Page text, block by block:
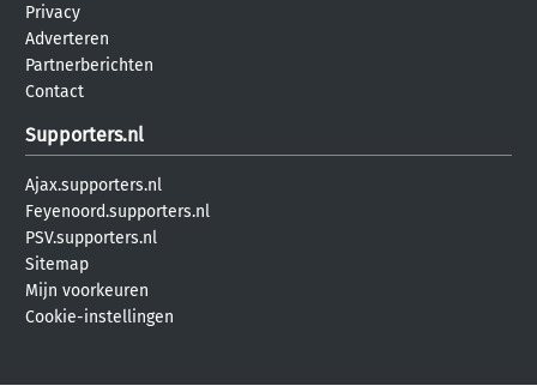
Privacy
Adverteren
Partnerberichten
Contact
Supporters.nl
Ajax.supporters.nl
Feyenoord.supporters.nl
PSV.supporters.nl
Sitemap
Mijn voorkeuren
Cookie-instellingen